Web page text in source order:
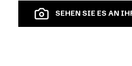
SEHEN SIE ES AN